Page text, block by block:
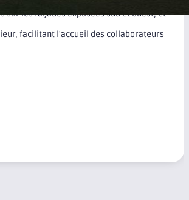
les façades exposées sud et ouest, et
facilitant l'accueil des collaborateurs